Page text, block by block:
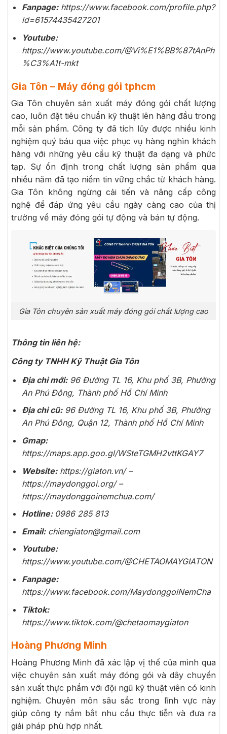
Fanpage:https://www.facebook.com/profile.php?
id=61574435427201
Youtube:
https://www.youtube.com/@Vi%E1%BB%87tAnPh
%C3%A1t-mkt
Gia Tôn – Máy đóng gói tphcm
Gia Tôn chuyên sản xuất máy đóng gói chất lượng
cao, luôn đặt tiêu chuẩn kỹ thuật lên hàng đầu trong
mỗi sản phẩm. Công ty đã tích lũy được nhiều kinh
nghiệm quý báu qua việc phục vụ hàng nghìn khách
hàng với những yêu cầu kỹ thuật đa dạng và phức
tạp. Sự ổn định trong chất lượng sản phẩm qua
nhiều năm đã tạo niềm tin vững chắc từ khách hàng.
Gia Tôn không ngừng cải tiến và nâng cấp công
nghệ để đáp ứng yêu cầu ngày càng cao của thị
trường về máy đóng gói tự động và bán tự động.
Gia Tôn chuyên sản xuất máy đóng gói chất lượng cao
Thông tin liên hệ:
Công ty TNHH Kỹ Thuật Gia Tôn
Địa chỉ mới:96 Đường TL 16, Khu phố 3B, Phường
An Phú Đông, Thành phố Hồ Chí Minh
Địa chỉ cũ:96 Đường TL 16, Khu phố 3B, Phường
An Phú Đông, Quận 12, Thành phố Hồ Chí Minh
Gmap:
https://maps.app.goo.gl/WSteTGMH2vttKGAY7
Website:https://giaton.vn/ –
https://maydonggoi.org/ –
https://maydonggoinemchua.com/
Hotline: 0986 285 813
Email:chiengiaton@gmail.com
Youtube:
https://www.youtube.com/@CHETAOMAYGIATON
Fanpage:
https://www.facebook.com/MaydonggoiNemCha
Tiktok:
https://www.tiktok.com/@chetaomaygiaton
Hoàng Phương Minh
Hoàng Phương Minh đã xác lập vị thế của mình qua
việc chuyên sản xuất máy đóng gói và dây chuyền
sản xuất thực phẩm với đội ngũ kỹ thuật viên có kinh
nghiệm. Chuyên môn sâu sắc trong lĩnh vực này
giúp công ty nắm bắt nhu cầu thực tiễn và đưa ra
giải pháp phù hợp nhất.